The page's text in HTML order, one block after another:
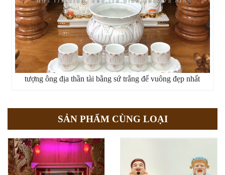
tượng ông địa thần tài bằng sứ trắng đế vuông đẹp nhất
SẢN PHẨM CÙNG LOẠI